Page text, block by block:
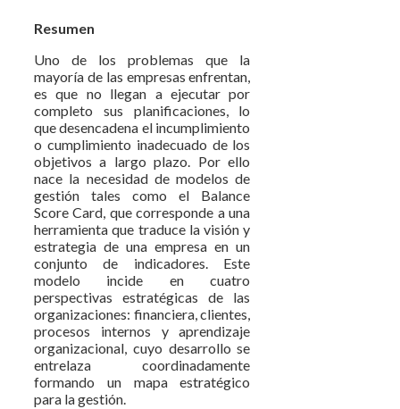
Resumen
Uno de los problemas que la
mayoría de las empresas enfrentan,
es que no llegan a ejecutar por
completo sus planificaciones, lo
que desencadena el incumplimiento
o cumplimiento inadecuado de los
objetivos a largo plazo. Por ello
nace la necesidad de modelos de
gestión tales como el Balance
Score Card, que corresponde a una
herramienta que traduce la visión y
estrategia de una empresa en un
conjunto de indicadores. Este
modelo incide en cuatro
perspectivas estratégicas de las
organizaciones: financiera, clientes,
procesos internos y aprendizaje
organizacional, cuyo desarrollo se
entrelaza coordinadamente
formando un mapa estratégico
para la gestión.